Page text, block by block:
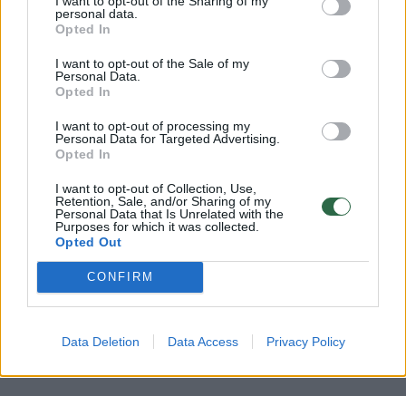
personal data.
Opted In
I want to opt-out of the Sale of my
Personal Data.
Opted In
I want to opt-out of processing my
Personal Data for Targeted Advertising.
Opted In
I want to opt-out of Collection, Use,
Retention, Sale, and/or Sharing of my
Personal Data that Is Unrelated with the
Purposes for which it was collected.
Opted Out
CONFIRM
Data Deletion Data Access Privacy Policy
SEKMADIENINIAI PASIMATYMAI
Antanas Šileika ir Bernardas Gailius šnekasi
apie lietuviškos nuotykinės literatūros padėtį
Parulskis. Renginio vieta – Kauno miesto
kamerinis teatras (Kęstučio g. 74A, Kaunas).
18:00
PASIMATYMAI